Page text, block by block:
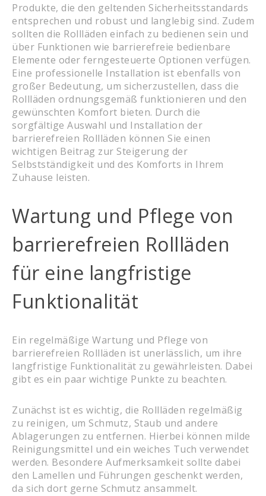
Produkte, die den geltenden Sicherheitsstandards
entsprechen und robust und langlebig sind. Zudem
sollten die Rollläden einfach zu bedienen sein und
über Funktionen wie barrierefreie bedienbare
Elemente oder ferngesteuerte Optionen verfügen.
Eine professionelle Installation ist ebenfalls von
großer Bedeutung, um sicherzustellen, dass die
Rollläden ordnungsgemäß funktionieren und den
gewünschten Komfort bieten. Durch die
sorgfältige Auswahl und Installation der
barrierefreien Rollläden können Sie einen
wichtigen Beitrag zur Steigerung der
Selbstständigkeit und des Komforts in Ihrem
Zuhause leisten.
Wartung und Pflege von
barrierefreien Rollläden
für eine langfristige
Funktionalität
Ein regelmäßige Wartung und Pflege von
barrierefreien Rollläden ist unerlässlich, um ihre
langfristige Funktionalität zu gewährleisten. Dabei
gibt es ein paar wichtige Punkte zu beachten.
Zunächst ist es wichtig, die Rollläden regelmäßig
zu reinigen, um Schmutz, Staub und andere
Ablagerungen zu entfernen. Hierbei können milde
Reinigungsmittel und ein weiches Tuch verwendet
werden. Besondere Aufmerksamkeit sollte dabei
den Lamellen und Führungen geschenkt werden,
da sich dort gerne Schmutz ansammelt.